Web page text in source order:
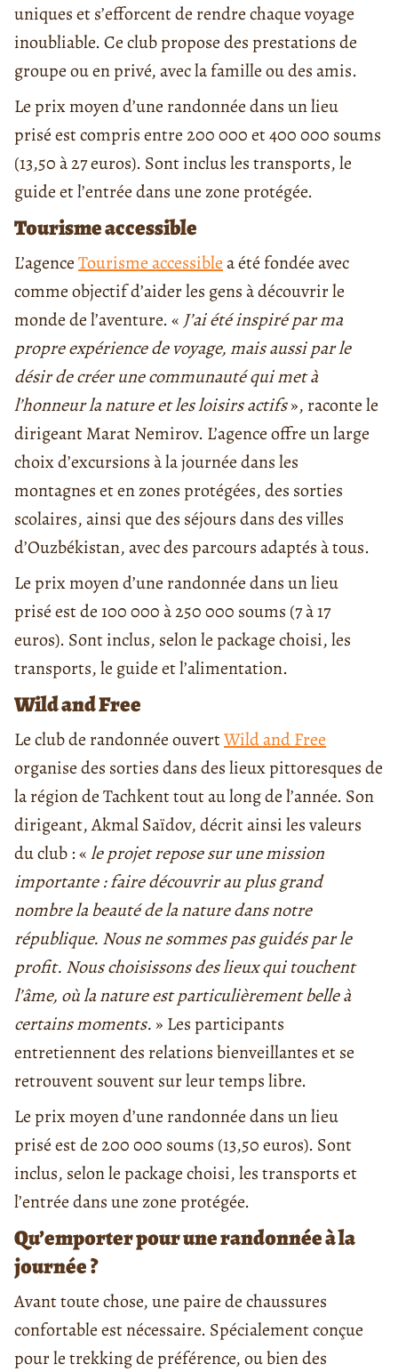
uniques et s’efforcent de rendre chaque voyage
inoubliable. Ce club propose des prestations de
groupe ou en privé, avec la famille ou des amis.
Le prix moyen d’une randonnée dans un lieu
prisé est compris entre 200 000 et 400 000 soums
(13,50 à 27 euros). Sont inclus les transports, le
guide et l’entrée dans une zone protégée.
Tourisme accessible
L’agenceTourisme accessiblea été fondée avec
comme objectif d’aider les gens à découvrir le
monde de l’aventure. « J’ai été inspiré par ma
propre expérience de voyage, mais aussi par le
désir de créer une communauté qui met à
l’honneur la nature et les loisirs actifs», raconte le
dirigeant Marat Nemirov. L’agence offre un large
choix d’excursions à la journée dans les
montagnes et en zones protégées, des sorties
scolaires, ainsi que des séjours dans des villes
d’Ouzbékistan, avec des parcours adaptés à tous.
Le prix moyen d’une randonnée dans un lieu
prisé est de 100 000 à 250 000 soums (7 à 17
euros). Sont inclus, selon le package choisi, les
transports, le guide et l’alimentation.
Wild and Free
Le club de randonnée ouvertWild and Free
organise des sorties dans des lieux pittoresques de
la région de Tachkent tout au long de l’année. Son
dirigeant, Akmal Saïdov, décrit ainsi les valeurs
du club : «le projet repose sur une mission
importante : faire découvrir au plus grand
nombre la beauté de la nature dans notre
république. Nous ne sommes pas guidés par le
profit. Nous choisissons des lieux qui touchent
l’âme, où la nature est particulièrement belle à
certains moments. » Les participants
entretiennent des relations bienveillantes et se
retrouvent souvent sur leur temps libre.
Le prix moyen d’une randonnée dans un lieu
prisé est de 200 000 soums (13,50 euros). Sont
inclus, selon le package choisi, les transports et
l’entrée dans une zone protégée.
Qu’emporter pour une randonnée à la
journée ?
Avant toute chose, une paire de chaussures
confortable est nécessaire. Spécialement conçue
pour le trekking de préférence, ou bien des